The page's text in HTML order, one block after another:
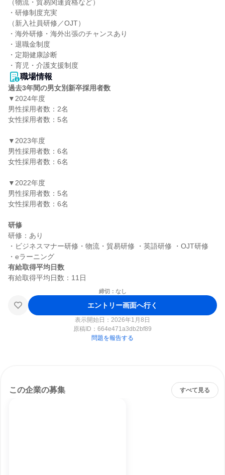
（物流・貿易関連資格など）
・研修制度充実
（新入社員研修／OJT）
・海外研修・海外出張のチャンスあり
・退職金制度
・定期健康診断
・育児・介護支援制度
職場情報
過去3年間の男女別新卒採用者数
▼2024年度
男性採用者数：2名
女性採用者数：5名
▼2023年度
男性採用者数：6名
女性採用者数：6名
▼2022年度
男性採用者数：5名
女性採用者数：6名
研修
研修：あり
・ビジネスマナー研修・物流・貿易研修 ・英語研修 ・OJT研修
有給取得平均日数
締切：なし
エントリー画面へ行く
表示開始日：2026年1月8日
原稿ID： 664e471a3db2bf89
問題を報告する
この企業の募集 すべて見る